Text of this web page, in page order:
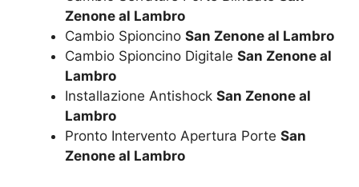
Zenone al Lambro
Cambio Spioncino San Zenone al Lambro
Cambio Spioncino Digitale San Zenone al
Lambro
Installazione Antishock San Zenone al
Lambro
Pronto Intervento Apertura Porte San
Zenone al Lambro